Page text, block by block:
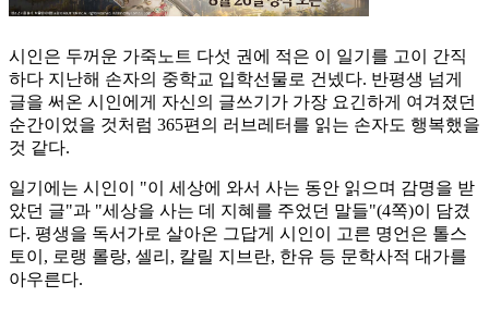
시인은 두꺼운 가죽노트 다섯 권에 적은 이 일기를 고이 간직
하다 지난해 손자의 중학교 입학선물로 건넸다. 반평생 넘게
글을 써온 시인에게 자신의 글쓰기가 가장 요긴하게 여겨졌던
순간이었을 것처럼 365편의 러브레터를 읽는 손자도 행복했을
것 같다.
일기에는 시인이 "이 세상에 와서 사는 동안 읽으며 감명을 받
았던 글"과 "세상을 사는 데 지혜를 주었던 말들"(4쪽)이 담겼
다. 평생을 독서가로 살아온 그답게 시인이 고른 명언은 톨스
토이, 로랭 롤랑, 셀리, 칼릴 지브란, 한유 등 문학사적 대가를
아우른다.